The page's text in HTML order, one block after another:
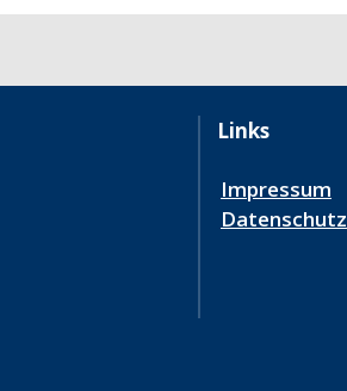
Links
Impressum
Datenschutz